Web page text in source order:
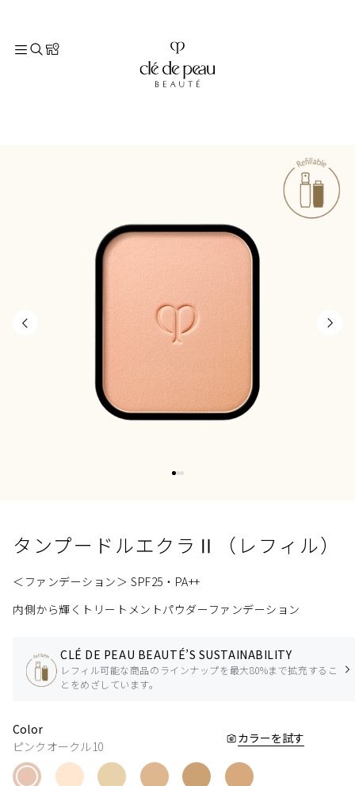
タンプードルエクラⅡ（レフィル）
＜ファンデーション＞ SPF25・PA++
内側から輝くトリートメントパウダーファンデーション
CLÉ DE PEAU BEAUTÉ’S SUSTAINABILITY
レフィル可能な商品のラインナップを最大80%まで拡充するこ
とをめざしています。
Color
ピンクオークル10
カラーを試す